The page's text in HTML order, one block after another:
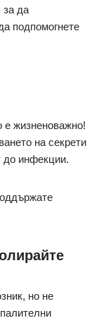
за да
подпомогнете
жизненоважно!
на секрети
до инфекции.
но не